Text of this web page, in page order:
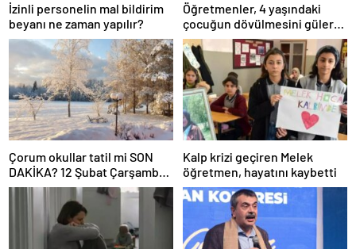
İzinli personelin mal bildirim
beyanı ne zaman yapılır?
Öğretmenler, 4 yaşındaki
çocuğun dövülmesini gülerek
izledi
Çorum okullar tatil mi SON
DAKİKA? 12 Şubat Çarşamba
Çorum’da okul yok mu (Çorum
Valiliği Açıklaması – KAR
TATİLİ)?
Kalp krizi geçiren Melek
öğretmen, hayatını kaybetti